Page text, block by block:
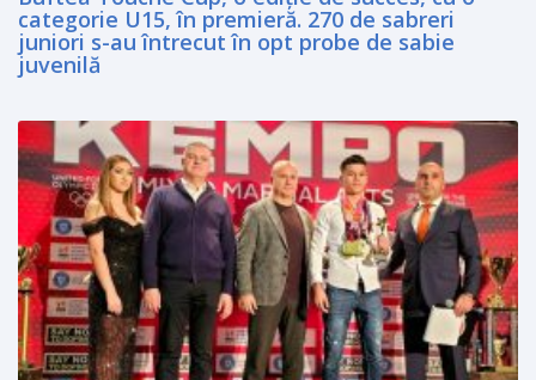
categorie U15, în premieră. 270 de sabreri
juniori s-au întrecut în opt probe de sabie
juvenilă